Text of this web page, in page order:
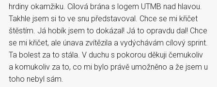
hrdiny okamžiku. Cílová brána s logem UTMB nad hlavou.
Takhle jsem si to ve snu představoval. Chce se mi křičet
štěstím. Já hobík jsem to dokázal! Já to opravdu dal! Chce
se mi křičet, ale únava zvítězila a vydýchávám cílový sprint.
Ta bolest za to stála. V duchu s pokorou děkuji čemukoliv
a komukoliv za to, co mi bylo právě umožněno a že jsem u
toho nebyl sám.